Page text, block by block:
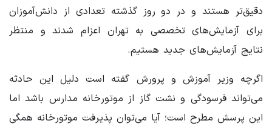
دقیق‌تر هستند و در دو روز گذشته تعدادی از دانش‌آموزان
برای آزمایش‌های تخصصی به تهران اعزام شدند و منتظر
نتایج آزمایش‌های جدید هستیم.
اگرچه وزیر آموزش و پرورش گفته است دلیل این حادثه
می‌تواند فرسودگی و نشت گاز از موتورخانه مدارس باشد اما
این پرسش مطرح است؛ آیا می‌توان پذیرفت موتورخانه همگی